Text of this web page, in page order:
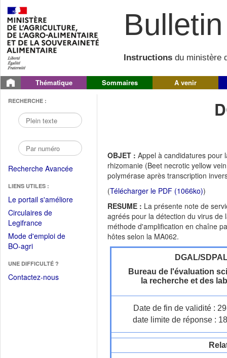
Instructions du ministère
Thématique Sommaires A venir
RECHERCHE :
Recherche Avancée
LIENS UTILES :
Le portail s'améliore(Fichier
Circulaires de
Legifrance(Ouvrir
dans
une
fenêtre)
Mode d'emploi de
BO-agri(Ouvrir
une
nouvelle
UNE DIFFICULTÉ ?
Contactez-nous
OBJET : Appel à candidatures pour
rhizomanie (Beet necrotic yellow
polymérase après transcription
(Télécharger le PDF (1066ko))
RESUME : La présente note de
agréés pour la détection du virus de
méthode d'amplification en chaîne
hôtes selon la MA062.
DGAL/
Bureau de l'évaluation
la recherche et des
Date de fin de validité :
date limite de réponse :